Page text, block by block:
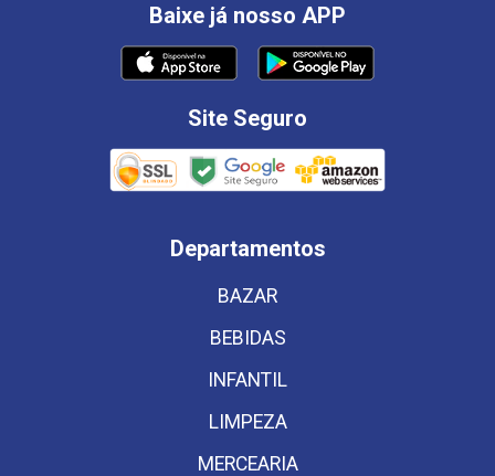
Baixe já nosso APP
Site Seguro
Departamentos
BAZAR
BEBIDAS
INFANTIL
LIMPEZA
MERCEARIA